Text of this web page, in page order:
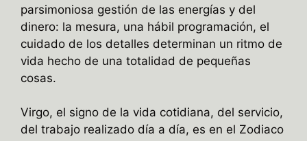
parsimoniosa gestión de las energías y del
dinero: la mesura, una hábil programación, el
cuidado de los detalles determinan un ritmo de
vida hecho de una totalidad de pequeñas
cosas.
Virgo, el signo de la vida cotidiana, del servicio,
del trabajo realizado día a día, es en el Zodiaco